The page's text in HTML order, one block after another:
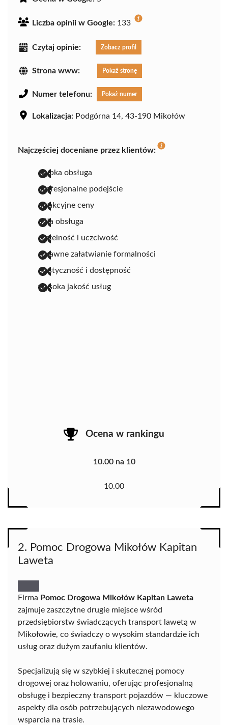
Liczba opinii w Google: 133
Czytaj opinie: Zobacz profil
Strona www: Pokaż stronę
Numer telefonu: Pokaż numer
Lokalizacja: Podgórna 14, 43-190 Mikołów
Najczęściej doceniane przez klientów:
szybka obsługa
profesjonalne podejście
atrakcyjne ceny
miła obsługa
rzetelność i uczciwość
sprawne załatwianie formalności
elastyczność i dostępność
wysoka jakość usług
Ocena w rankingu
10.00 na 10
10.00
2. Pomoc Drogowa Mikołów Kapitan
Laweta
Firma Pomoc Drogowa Mikołów Kapitan Laweta
zajmuje zaszczytne drugie miejsce wśród
przedsiębiorstw świadczących transport lawetą w
Mikołowie, co świadczy o wysokim standardzie ich
usług oraz dużym zaufaniu klientów.
Specjalizują się w szybkiej i skutecznej pomocy
drogowej oraz holowaniu, oferując profesjonalną
obsługę i bezpieczny transport pojazdów — kluczowe
aspekty dla osób potrzebujących niezawodowego
wsparcia na trasie.